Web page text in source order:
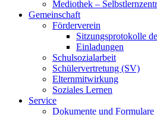
Mediothek –
Gemeinschaft
Förderverein
Sitzungsprotokolle
Einladungen
Schulsozialarbeit
Schülervertretung (SV)
Elternmitwirkung
Soziales Lernen
Service
Dokumente und Formulare